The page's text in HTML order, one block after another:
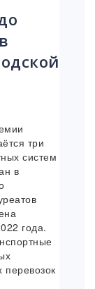
три
систем
в
года.
перевозок